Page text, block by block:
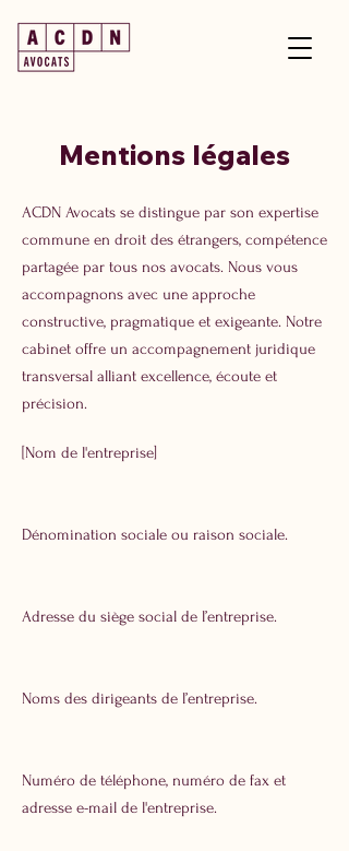
Mentions légales
ACDN Avocats se distingue par son expertise
commune en droit des étrangers, compétence
partagée par tous nos avocats. Nous vous
accompagnons avec une approche
constructive, pragmatique et exigeante. Notre
cabinet offre un accompagnement juridique
transversal alliant excellence, écoute et
précision.
[Nom de l'entreprise]
Dénomination sociale ou raison sociale.
Adresse du siège social de l’entreprise.
Noms des dirigeants de l’entreprise.
Numéro de téléphone, numéro de fax et
adresse e-mail de l'entreprise.